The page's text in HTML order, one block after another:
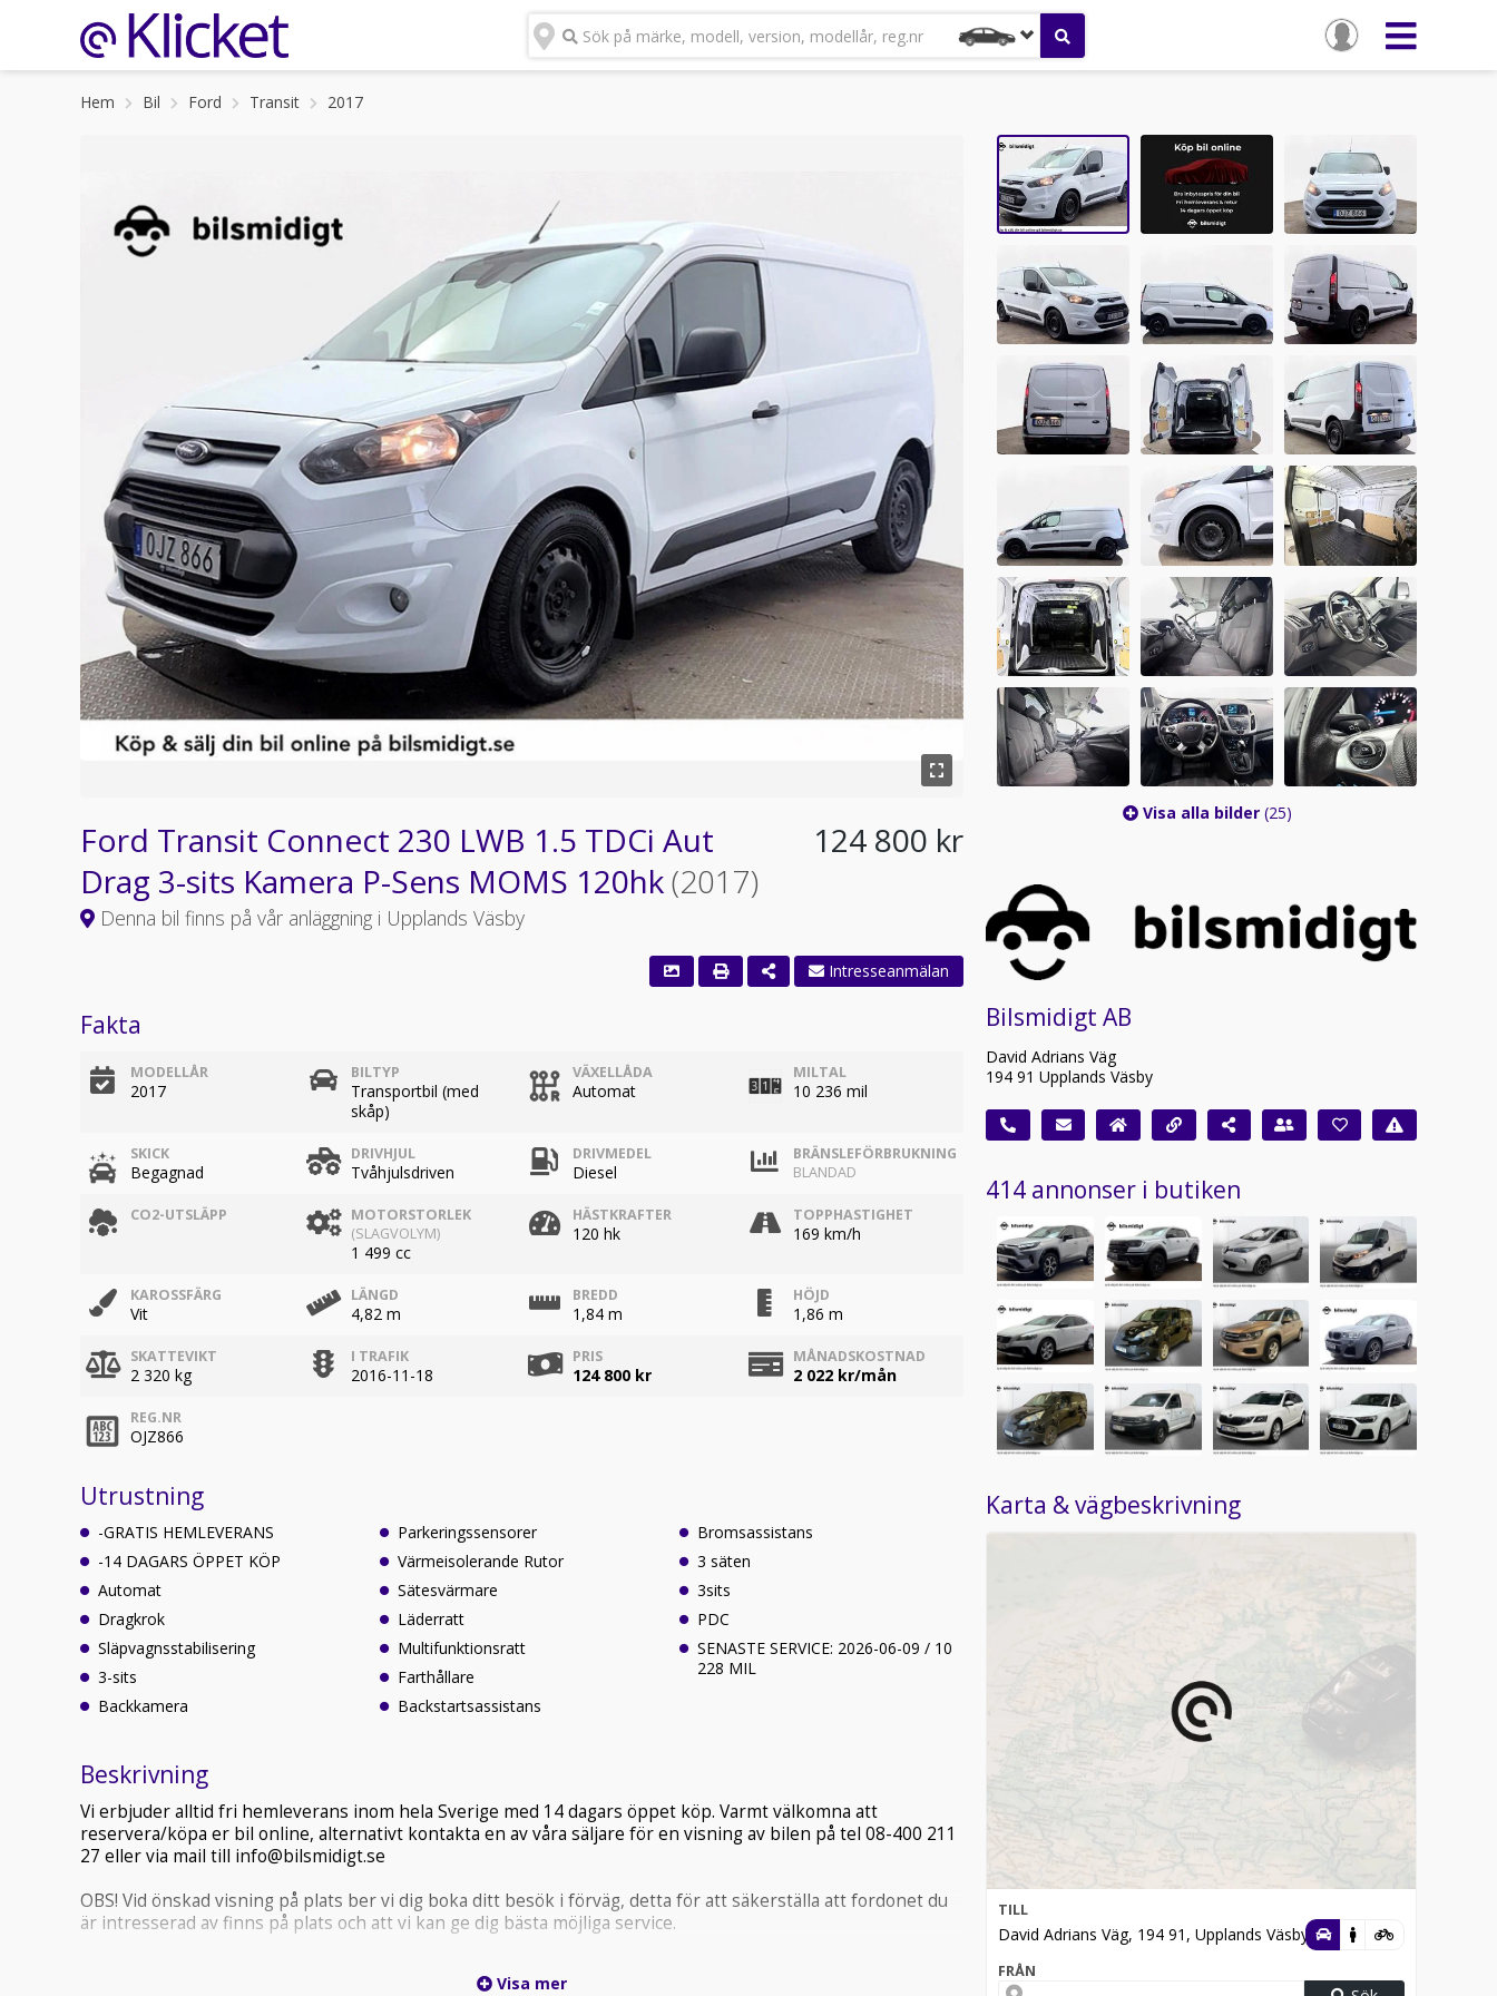
Sök på märke, modell, version, modellår, reg.nr
Hem Bil Ford Transit 2017
Ford Transit Connect 230 LWB 1.5 TDCi Aut
Drag 3-sits Kamera P-Sens MOMS 120hk(2017)
Denna bil finns på vår anläggning i Upplands Väsby
124 800 kr
Fakta
MODELLÅR
2017
BILTYP
Transportbil (med
skåp)
VÄXELLÅDA
Automat
MILTAL
10 236 mil
SKICK
Begagnad
DRIVHJUL
Tvåhjulsdriven
DRIVMEDEL
Diesel
BRÄNSLEFÖRBRUKNING
BLANDAD
CO2-UTSLÄPP
MOTORSTORLEK
(SLAGVOLYM)
1 499 cc
HÄSTKRAFTER
120 hk
TOPPHASTIGHET
169 km/h
KAROSSFÄRG
Vit
LÄNGD
4,82 m
BREDD
1,84 m
HÖJD
1,86 m
SKATTEVIKT
2 320 kg
I TRAFIK
2016-11-18
PRIS
124 800 kr
MÅNADSKOSTNAD
2 022kr/mån
REG.NR
OJZ866
Utrustning
-GRATIS HEMLEVERANS
-14 DAGARS ÖPPET KÖP
Automat
Dragkrok
Släpvagnsstabilisering
3-sits
Backkamera
Parkeringssensorer
Värmeisolerande Rutor
Sätesvärmare
Läderratt
Multifunktionsratt
Farthållare
Backstartsassistans
Bromsassistans
3 säten
3sits
PDC
SENASTE SERVICE: 2026-06-09 / 10
228 MIL
Beskrivning
Vi erbjuder alltid fri hemleverans inom hela Sverige med 14 dagars öppet köp. Varmt välkomna att
reservera/köpa er bil online, alternativt kontakta en av våra säljare för en visning av bilen på tel 08-400 211
27 eller via mail till info@bilsmidigt.se
OBS! Vid önskad visning på plats ber vi dig boka ditt besök i förväg, detta för att säkerställa att fordonet du
är intresserad av finns på plats och att vi kan ge dig bästa möjliga service.
Visa mer
Visa alla bilder (25)
Bilsmidigt AB
David Adrians Väg
194 91 Upplands Väsby
414 annonser i butiken
Karta & vägbeskrivning
TILL
David Adrians Väg, 194 91, Upplands Väsby
FRÅN